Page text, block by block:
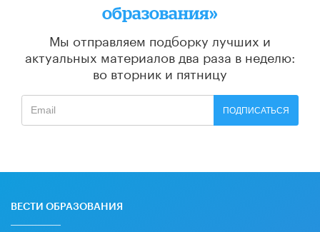
образования»
Мы отправляем подборку лучших и
актуальных материалов два раза в неделю:
во вторник и пятницу
ПОДПИСАТЬСЯ
ВЕСТИ ОБРАЗОВАНИЯ